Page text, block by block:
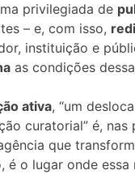
privilegiada de
– e, com isso,
instituição e
as condições
ativa, “um
curatorial” é, nas
que
o lugar onde essa